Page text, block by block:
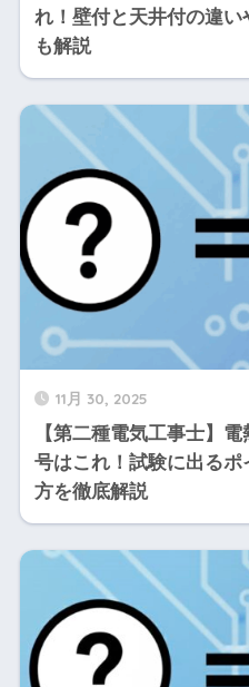
れ！壁付と天井付の違
も解説
11月 30, 2025
【第二種電気工事士】
号はこれ！試験に出る
方を徹底解説